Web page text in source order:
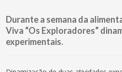
Durante a semana da
Viva “Os Exploradores”
experimentais.